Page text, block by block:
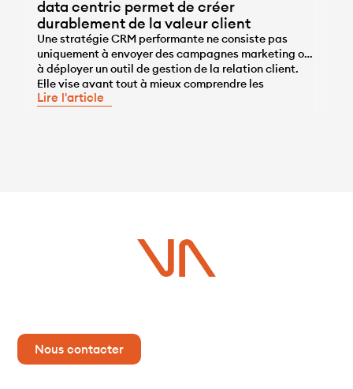
data centric permet de créer
durablement de la valeur client
Une stratégie CRM performante ne consiste pas
uniquement à envoyer des campagnes marketing ou
à déployer un outil de gestion de la relation client.
Elle vise avant tout à mieux comprendre les
comportements des clients, à personnaliser les
...
Lire l'article
Nous contacter